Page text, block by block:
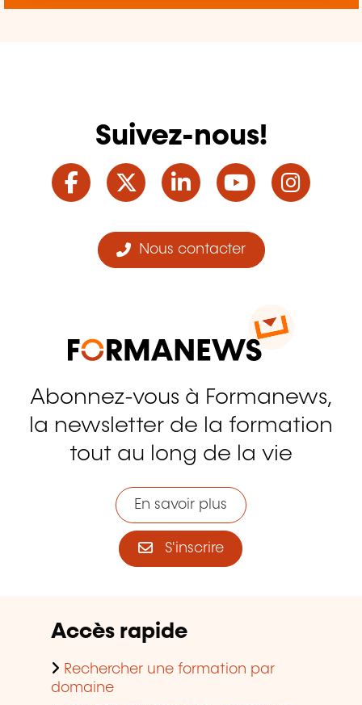
Suivez-nous!
Facebook
TwitterLinkedInYouTube
Nous contacter
Abonnez-vous à Formanews,
la newsletter de la formation
tout au long de la vie
En savoir plus
S'inscrire
Accès rapide
Rechercher une formation par
domaine